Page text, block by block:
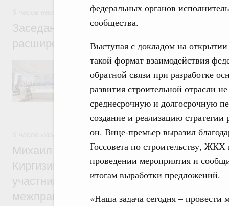
федеральных органов
сообщества.
Выступая с докладом на
такой формат взаимодействия
обратной связи при разработке
развития строительной отрасли
среднесрочную и долгосрочную
создание и реализацию
он. Вице-премьер выразил
Госсовета по строительству, ЖКХ
проведении мероприятия и
итогам выработки предложений.
«Наша задача сегодня –
Евразийский экономический союз.
Заседание Евразийского
расширенном составе
В повестке заседания актуальные задачи
числе совершенствование кооперации в
регулирования и администрирования,
обеспечение продовольственной
рынка.
Евразийский экономический союз.
Михаил Мишустин принял участие во
Киргизии Садыра Жапарова с главами
участников заседания Евразийского
межправительственного совета